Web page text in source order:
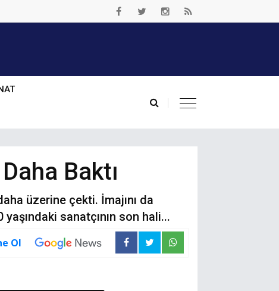
Baktı
üzerine çekti. İmajını da
sanatçının son hali...
Ol